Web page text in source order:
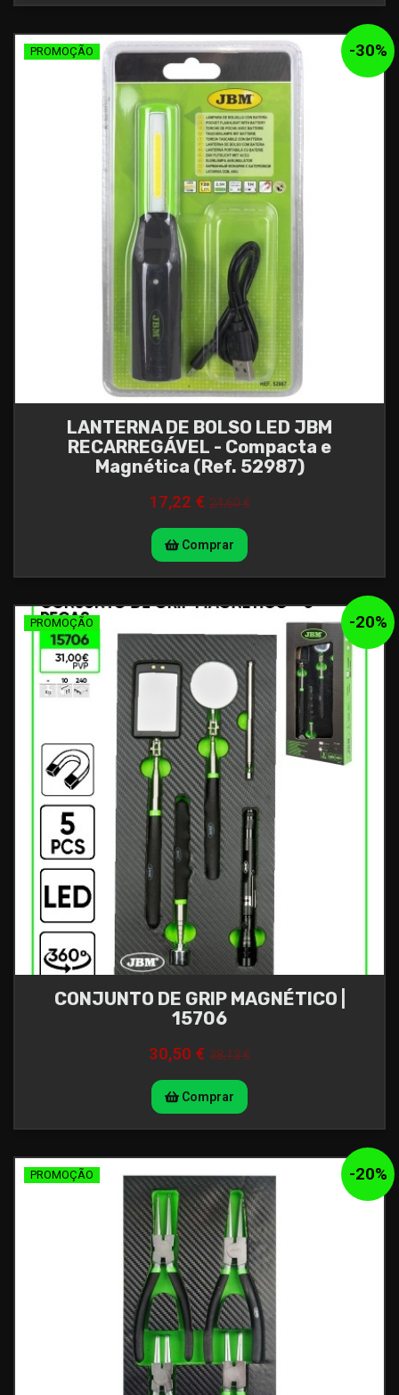
-30%
PROMOÇÃO
LANTERNA DE BOLSO LED JBM
RECARREGÁVEL - Compacta e
Magnética (Ref. 52987)
17,22 € 24,60 €
Comprar
-20%
PROMOÇÃO
CONJUNTO DE GRIP MAGNÉTICO |
15706
30,50 € 38,13 €
Comprar
-20%
PROMOÇÃO